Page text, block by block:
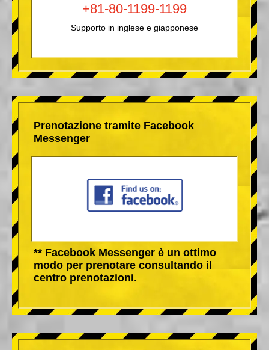
+81-80-1199-1199
Supporto in inglese e giapponese
Prenotazione tramite Facebook
Messenger
** Facebook Messenger è un ottimo
modo per prenotare consultando il
centro prenotazioni.